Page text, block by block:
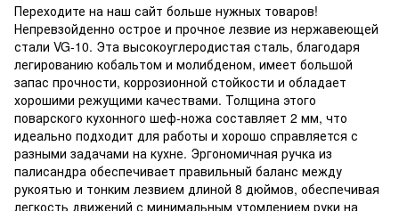
Переходите на наш сайт больше нужных товаров!
Непревзойденно острое и прочное лезвие из нержавеющей
стали VG-10. Эта высокоуглеродистая сталь, благодаря
легированию кобальтом и молибденом, имеет большой
запас прочности, коррозионной стойкости и обладает
хорошими режущими качествами. Толщина этого
поварского кухонного шеф-ножа составляет 2 мм, что
идеально подходит для работы и хорошо справляется с
разными задачами на кухне. Эргономичная ручка из
палисандра обеспечивает правильный баланс между
рукоятью и тонким лезвием длиной 8 дюймов, обеспечивая
легкость движений с минимальным утомлением руки на